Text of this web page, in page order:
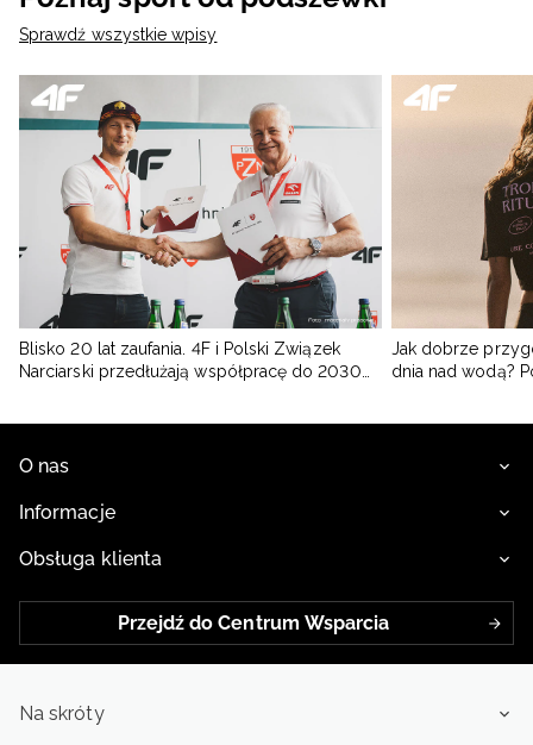
Sprawdź wszystkie wpisy
Blisko 20 lat zaufania. 4F i Polski Związek
Narciarski przedłużają współpracę do 2030
Jak dobrze
dnia nad wodą?
O nas
Informacje
Obsługa klienta
Przejdź do Centrum Wsparcia
Na skróty